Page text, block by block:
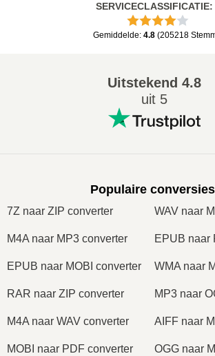
SERVICECLASSIFICATIE:
Gemiddelde: 4.8 (205218
Uitstekend 4.8
uit 5
Populaire conversies
7Z naar ZIP converter WAV naar
M4A naar MP3 converter EPUB naar
EPUB naar MOBI converter WMA naar
RAR naar ZIP converter MP3 naar
M4A naar WAV converter AIFF naar
MOBI naar PDF converter OGG naar